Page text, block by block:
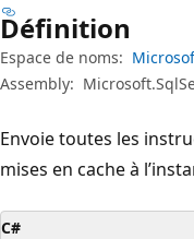
Définition
Espace de noms:
Assembly:
Envoie toutes les
mises en cache à
C#